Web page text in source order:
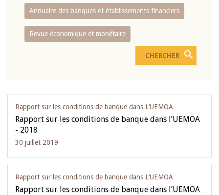
Annuaire des banques et établissements financiers
Revue économique et monétaire
Rapport sur les conditions de banque dans L‘UEMOA
Rapport sur les conditions de banque dans l’UEMOA
- 2018
30 juillet 2019
Rapport sur les conditions de banque dans L‘UEMOA
Rapport sur les conditions de banque dans l’UEMOA